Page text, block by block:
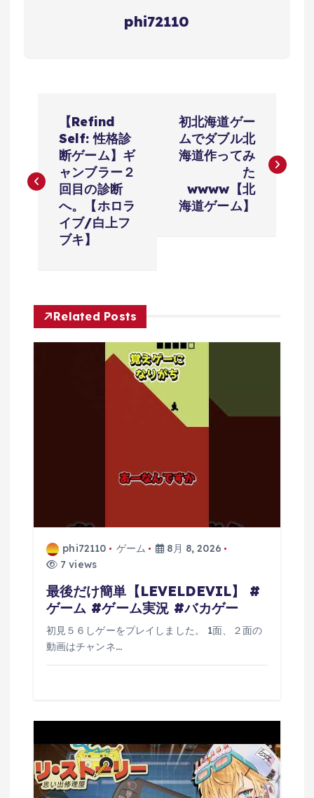
phi72110
ナ
シ
ョ
【Refind
Self: 性格診
断ゲーム】ギ
ャンブラー２
回目の診断
へ。【ホロラ
イブ/白上フ
ブキ】
初北海道ゲー
ムでダブル北
海道作ってみ
た
wwww【北
海道ゲーム】
Related Posts
phi72110 ゲーム
8月 8, 2026
7 views
最後だけ簡単【LEVELDEVIL】 #
ゲーム #ゲーム実況 #バカゲー
初見５６しゲーをプレイしました。 1面、２面の
動画はチャンネ…